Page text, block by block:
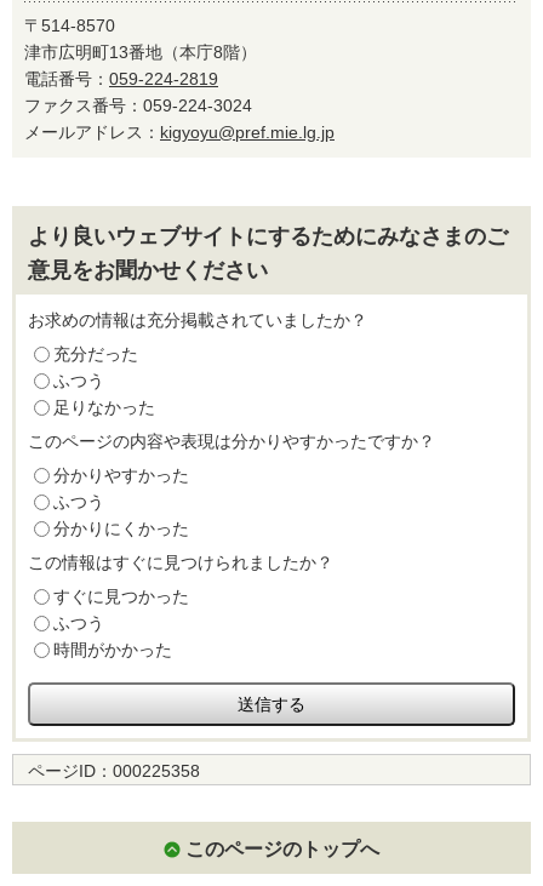
〒514-8570
津市広明町13番地（本庁8階）
電話番号： 059-224-2819
ファクス番号：059-224-3024
メールアドレス： kigyoyu@pref.mie.lg.jp
より良いウェブサイトにするためにみなさまのご
意見をお聞かせください
お求めの情報は充分掲載されていましたか？
充分だった
ふつう
足りなかった
このページの内容や表現は分かりやすかったですか？
分かりやすかった
ふつう
分かりにくかった
この情報はすぐに見つけられましたか？
すぐに見つかった
ふつう
時間がかかった
ページID： 000225358
このページのトップへ